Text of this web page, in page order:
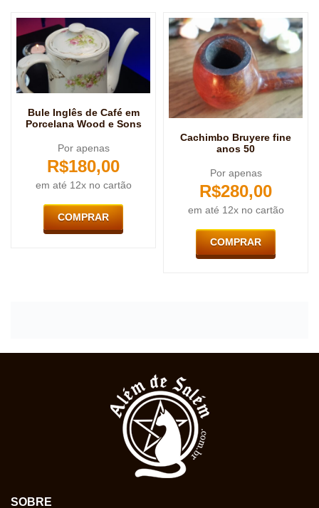
Bule Inglês de Café em
Porcelana Wood e Sons
Por apenas
R$180,00
em até 12x no cartão
COMPRAR
Cachimbo Bruyere fine
anos 50
Por apenas
R$280,00
em até 12x no cartão
COMPRAR
SOBRE